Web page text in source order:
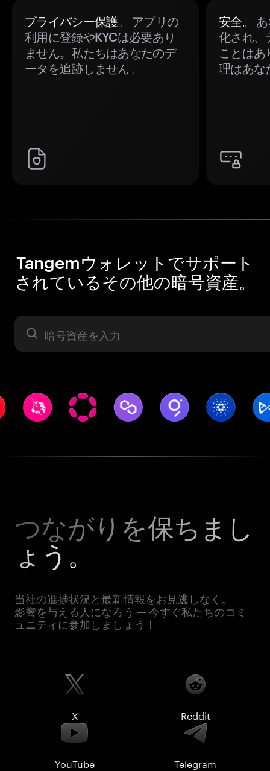
プライバシー保護。
アプリの
利用に登録やKYCは必要あり
ません。私たちはあなたのデ
ータを追跡しません。
安全。
化され、
ことはあ
理はあな
Tangemウォレットでサポート
されているその他の暗号資産。
暗号資産
つながりを保ちまし
ょう。
当社の進捗状況と最新情報をお見逃しなく。
影響を与える人になろう — 今すぐ私たちのコミ
ュニティに参加しましょう！
X Reddit
YouTube Telegram